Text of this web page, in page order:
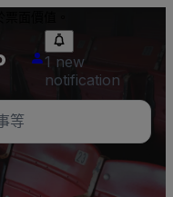
1 new
notification